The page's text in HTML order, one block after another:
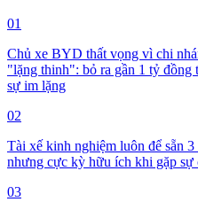
01
Chủ xe BYD thất vọng vì chi
"lặng thinh": bỏ ra gần 1 tỷ đồng
sự im lặng
02
Tài xế kinh nghiệm luôn để sẵn
nhưng cực kỳ hữu ích khi gặp sự
03